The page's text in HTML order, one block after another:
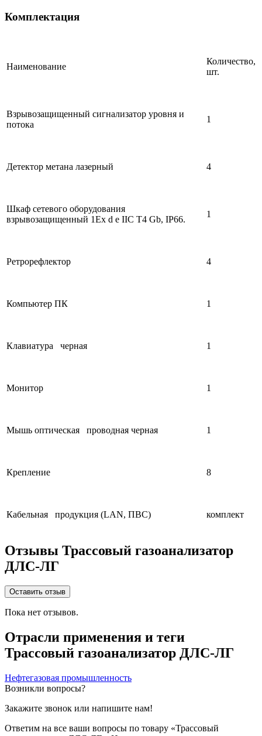
Комплектация
Наименование
Количество,
шт.
Взрывозащищенный сигнализатор уровня и
потока
1
Детектор метана лазерный 4
Шкаф сетевого оборудования
взрывозащищенный 1Ex d e IIC T4 Gb, IP66.
1
Ретрорефлектор 4
Компьютер ПК 1
Клавиатура черная 1
Монитор 1
Мышь оптическая проводная черная 1
Крепление 8
Кабельная продукция (LAN, ПВС) комплект
Отзывы Трассовый газоанализатор
ДЛС-ЛГ
Оставить отзыв
Пока нет отзывов.
Отрасли применения и теги
Трассовый газоанализатор ДЛС-ЛГ
Нефтегазовая промышленность
Возникли вопросы?
Закажите звонок или напишите нам!
Ответим на все ваши вопросы по товару «Трассовый